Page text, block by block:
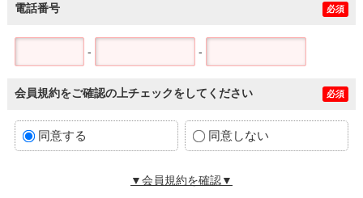
電話番号 必須
- -
会員規約をご確認の上チェックをしてください 必須
同意する 同意しない
▼会員規約を確認▼